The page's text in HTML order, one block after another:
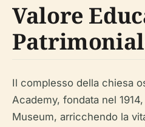
Valore
Il complesso della chiesa
Academy, fondata nel
Museum, arricchendo la